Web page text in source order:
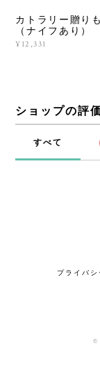
カトラリー贈り
（ナイフあり）
¥12,331
ショップの評
すべて
プライバシ
©